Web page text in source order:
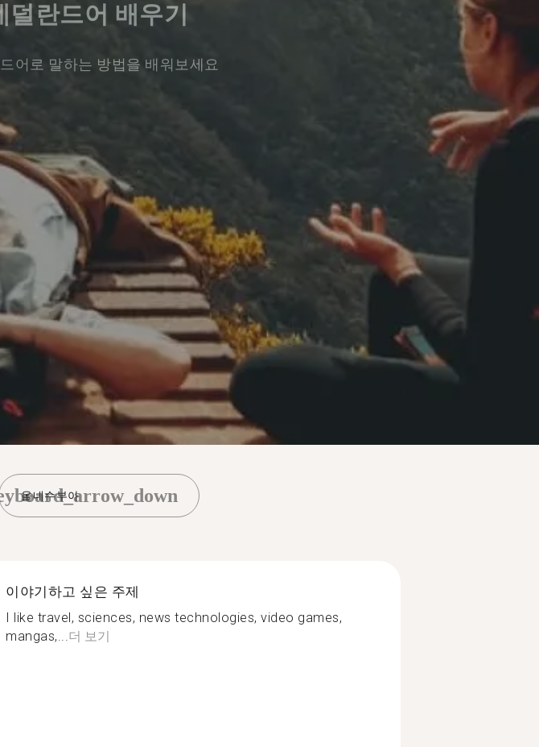
란드어 배우기
어로 말하는 방법을 배워보세요
올네수부아
이야기하고 싶은 주제
I like travel, sciences, news technologies, video games,
mangas,...더 보기